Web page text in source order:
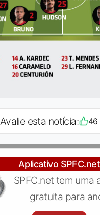
Avalie esta notícia: 46
Aplicativo SPFC.net
SPFC.net tem uma
gratuita para